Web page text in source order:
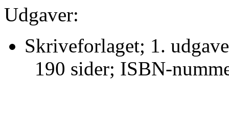
Udgaver:
Skriveforlaget; 1.
190 sider; ISBN-